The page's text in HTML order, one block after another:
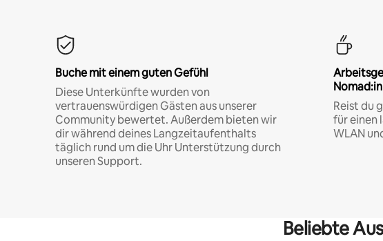
Buche mit einem guten Gefühl
Diese Unterkünfte wurden von
vertrauenswürdigen Gästen aus unserer
Community bewertet. Außerdem bieten wir
dir während deines Langzeitaufenthalts
täglich rund um die Uhr Unterstützung durch
unseren Support.
Reist du
für einen
WLAN
Beliebte